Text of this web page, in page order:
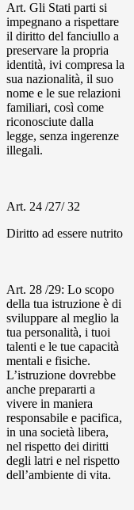
Art. Gli Stati parti si
impegnano a rispettare
il diritto del fanciullo a
preservare la propria
identità, ivi compresa la
sua nazionalità, il suo
nome e le sue relazioni
familiari, così come
riconosciute dalla
legge, senza ingerenze
illegali.
Art. 24 /27/ 32
Diritto ad essere nutrito
Art. 28 /29: Lo scopo
della tua istruzione è di
sviluppare al meglio la
tua personalità, i tuoi
talenti e le tue capacità
mentali e fisiche.
L’istruzione dovrebbe
anche prepararti a
vivere in maniera
responsabile e pacifica,
in una società libera,
nel rispetto dei diritti
degli latri e nel rispetto
dell’ambiente di vita.